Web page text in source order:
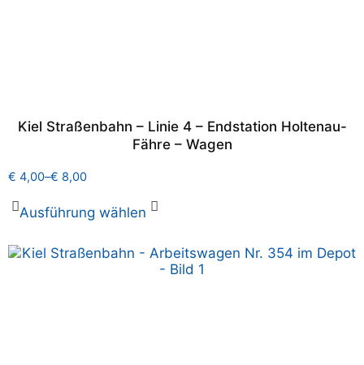
Kiel Straßenbahn – Linie 4 – Endstation Holtenau-
Fähre – Wagen
€ 4,00–€ 8,00
Ausführung wählen